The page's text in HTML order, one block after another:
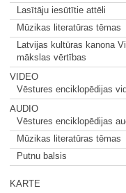
Lasītāju iesūtītie attēli
Mūzikas literatūras tēmas
Latvijas kultūras kanona
mākslas vērtības
VIDEO
Vēstures enciklopēdijas
AUDIO
Vēstures enciklopēdijas
Mūzikas literatūras tēmas
Putnu balsis
KARTE